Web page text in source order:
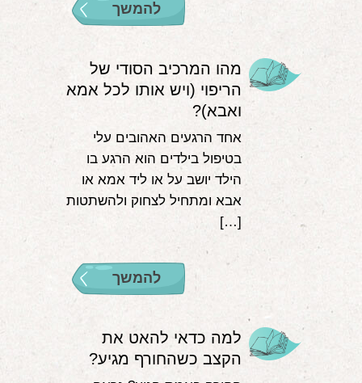
להמשך
מהו המרכיב הסודי של
הריפוי (ויש אותו לכל אמא
ואבא)?
אחד הרגעים האהובים עלי
בטיפול בילדים הוא הרגע בו
הילד יושב על או ליד אמא או
אבא ומתחיל לצחוק ולהשתטות
[…]
להמשך
למה כדאי להאט את
הקצב כשהחורף מגיע?